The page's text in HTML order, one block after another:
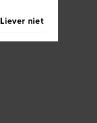
Liever niet